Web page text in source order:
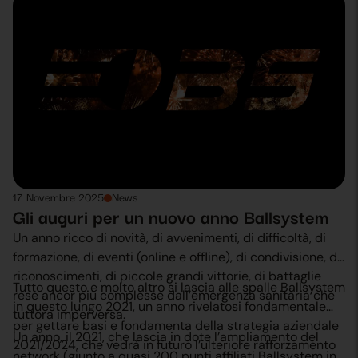
Network BS rispetta.
17 Novembre 2025 News
Gli auguri per un nuovo anno Ballsystem
Un anno ricco di novità, di avvenimenti, di difficoltà, di
formazione, di eventi (online e offline), di condivisione, di
riconoscimenti, di piccole grandi vittorie, di battaglie
rese ancor più complesse dall’emergenza sanitaria che
tuttora imperversa.
Tutto questo e molto altro si lascia alle spalle Ballsystem
in questo lungo 2021, un anno rivelatosi fondamentale
per gettare basi e fondamenta della strategia aziendale
2021/2024, che vedrà in futuro l’ulteriore rafforzamento
Un anno, il 2021, che lascia in dote l’ampliamento del